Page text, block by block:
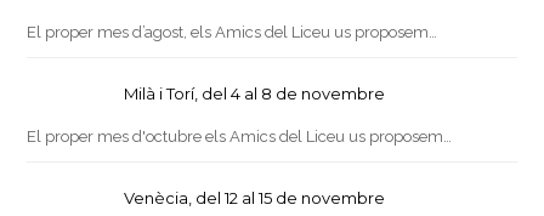
El proper mes d’agost, els Amics del Liceu us proposem…
Milà i Torí, del 4 al 8 de novembre
El proper mes d'octubre els Amics del Liceu us proposem…
Venècia, del 12 al 15 de novembre